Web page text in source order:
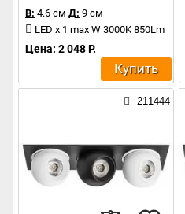
В: 4.6 см Д: 9 см
LED x 1 max W 3000K 850Lm
Цена: 2 048 Р.
Купить
211444